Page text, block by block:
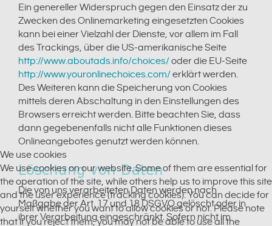
Ein genereller Widerspruch gegen den Einsatz der zu
Zwecken des Onlinemarketing eingesetzten Cookies
kann bei einer Vielzahl der Dienste, vor allem im Fall
des Trackings, über die US-amerikanische Seite
http://www.aboutads.info/choices/oder die EU-Seite
http://www.youronlinechoices.com/erklärt werden.
Des Weiteren kann die Speicherung von Cookies
mittels deren Abschaltung in den Einstellungen des
Browsers erreicht werden. Bitte beachten Sie, dass
dann gegebenenfalls nicht alle Funktionen dieses
Onlineangebotes genutzt werden können.
Löschung von Daten
Die von uns verarbeiteten Daten werden nach
Maßgabe der Art. 17 und 18 DSGVO gelöscht oder in
ihrer Verarbeitung eingeschränkt. Sofern nicht im
We use cookies
We use cookies on our website. Some of them are essential for
the operation of the site, while others help us to improve this site
and the user experience (tracking cookies). You can decide for
yourself whether you want to allow cookies or not. Please note
that if you reject them, you may not be able to use all the